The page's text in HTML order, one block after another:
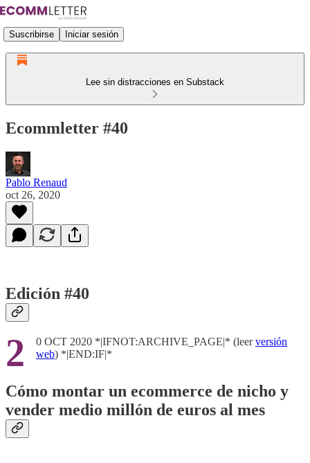
Suscribirse Iniciar sesión
Lee sin distracciones en Substack
Ecommletter #40
Pablo Renaud
oct 26, 2020
Edición #40
2 0 OCT 2020 *|IFNOT:ARCHIVE_PAGE|* (leerversión
web) *|END:IF|*
Cómo montar un ecommerce de nicho y
vender medio millón de euros al mes